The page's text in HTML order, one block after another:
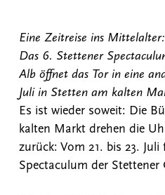
Eine Zeitreise ins Mittelalter:
Das 6. Stettener
Alb öffnet das Tor in eine
Juli in Stetten am kalten
Es ist wieder soweit: Die
kalten Markt drehen die
zurück: Vom 21. bis 23.
Spectaculum der Stettener